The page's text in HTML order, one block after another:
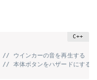
// ウインカーの音を再生する
// 本体ボタンをハザードにする